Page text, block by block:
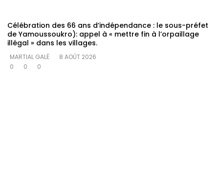
Célébration des 66 ans d’indépendance : le sous-préfet
de Yamoussoukro): appel à « mettre fin à l’orpaillage
illégal » dans les villages.
MARTIAL GALÉ
8 AOÛT 2026
0
0 0